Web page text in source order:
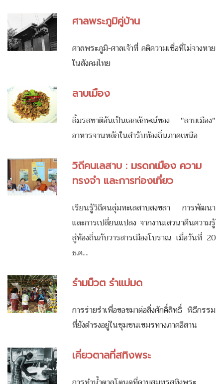
ศาลพระภูมิคู่บ้าน
ศาลพระภูมิ-ศาลเจ้าที่ คติความเชื่อที่ไม่จางหาย
ในสังคมไทย
ลาบเมือง
ลิ้มรสชาติอันเป็นเอกลักษณ์ของ "ลาบเมือง"
อาหารจานหลักในสำรับท้องถิ่นภาคเหนือ
วิถีคนเลสาบ : มรดกเมือง ความ
ทรงจำ และการท่องเที่ยว
เรียนรู้วิถีคนลุ่มทะเลสาบสงขลา การพัฒนา
และการเปลี่ยนแปลง จากงานเสวนาคืนความรู้
สู่ท้องถิ่นกับวารสารเมืองโบราณ เมื่อวันที่ 20
ธ.ค....
รำมม็วต รำแม่มด
การร่ายรำเพื่อขอขมาต่อสิ่งศักดิ์สิทธิ์ พิธีกรรม
ที่ยังดำรงอยู่ในชุมชนเขมรทางภาคอีสาน
เคี่ยวตาลที่สทิงพระ